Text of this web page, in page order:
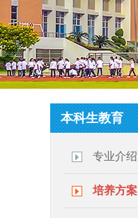
本科生教育
专业介绍
培养方案